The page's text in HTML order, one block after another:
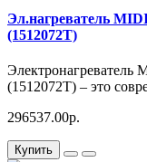
Эл.нагреватель
(1512072T)
Электронагреватель
(1512072T) – это
296537.00р.
Купить